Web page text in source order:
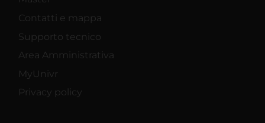
Contatti e mappa
Supporto tecnico
Area Amministrativa
MyUnivr
Privacy policy